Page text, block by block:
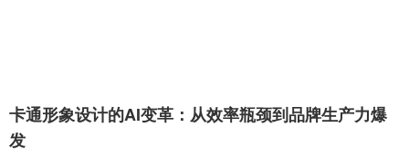
卡通形象设计的AI变革：从效率瓶颈到品牌生产力爆
发